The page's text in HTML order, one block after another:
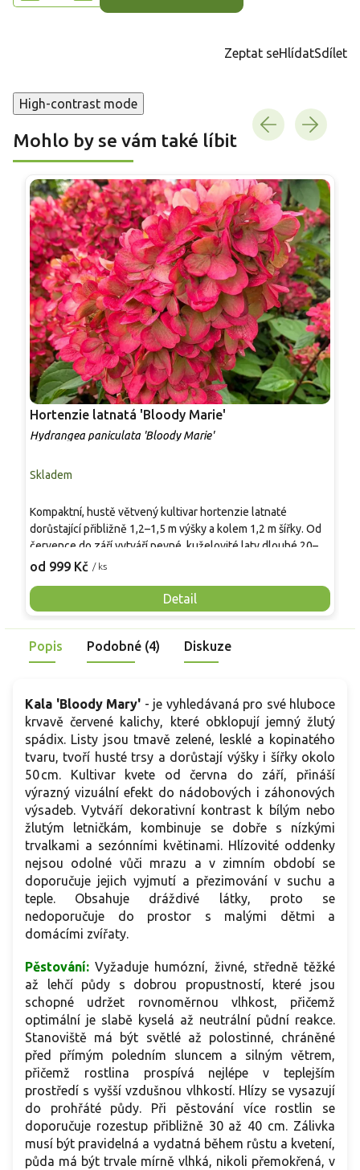
Zeptat seHlídatSdílet
High-contrast mode
Mohlo by se vám také líbit
Hortenzie latnatá 'Bloody Marie'
Hydrangea paniculata 'Bloody Marie'
Skladem
od 999 Kč / ks
Detail
Kompaktní, hustě větvený kultivar hortenzie latnaté
dorůstající přibližně 1,2–1,5 m výšky a kolem 1,2 m šířky. Od
července do září vytváří pevné, kuželovité laty dlouhé 20–
30 cm, které rozkvétají krémově bíle a během léta se
letošních výhonech, což zajišťuje pravidelné a spolehlivé
kvetení i po jarním řezu. Hodí se jako solitéra, do
skupinových výsadeb i do větších nádob na slunném či mírně
polostinném stanovišti.
Popis Podobné (4) Diskuze
Kala 'Bloody Mary' - je vyhledávaná pro své hluboce
krvavě červené kalichy, které obklopují jemný žlutý
spádix. Listy jsou tmavě zelené, lesklé a kopinatého
tvaru, tvoří husté trsy a dorůstají výšky i šířky okolo
50 cm. Kultivar kvete od června do září, přináší
výrazný vizuální efekt do nádobových i záhonových
výsadeb. Vytváří dekorativní kontrast k bílým nebo
žlutým letničkám, kombinuje se dobře s nízkými
trvalkami a sezónními květinami. Hlízovité oddenky
nejsou odolné vůči mrazu a v zimním období se
doporučuje jejich vyjmutí a přezimování v suchu a
teple. Obsahuje dráždivé látky, proto se
nedoporučuje do prostor s malými dětmi a
domácími zvířaty.
Pěstování:Vyžaduje humózní, živné, středně těžké
až lehčí půdy s dobrou propustností, které jsou
schopné udržet rovnoměrnou vlhkost, přičemž
optimální je slabě kyselá až neutrální půdní reakce.
Stanoviště má být světlé až polostinné, chráněné
před přímým poledním sluncem a silným větrem,
přičemž rostlina prospívá nejlépe v teplejším
prostředí s vyšší vzdušnou vlhkostí. Hlízy se vysazují
do prohřáté půdy. Při pěstování více rostlin se
doporučuje rozestup přibližně 30 až 40 cm. Zálivka
musí být pravidelná a vydatná během růstu a kvetení,
půda má být trvale mírně vlhká, nikoli přemokřená, v